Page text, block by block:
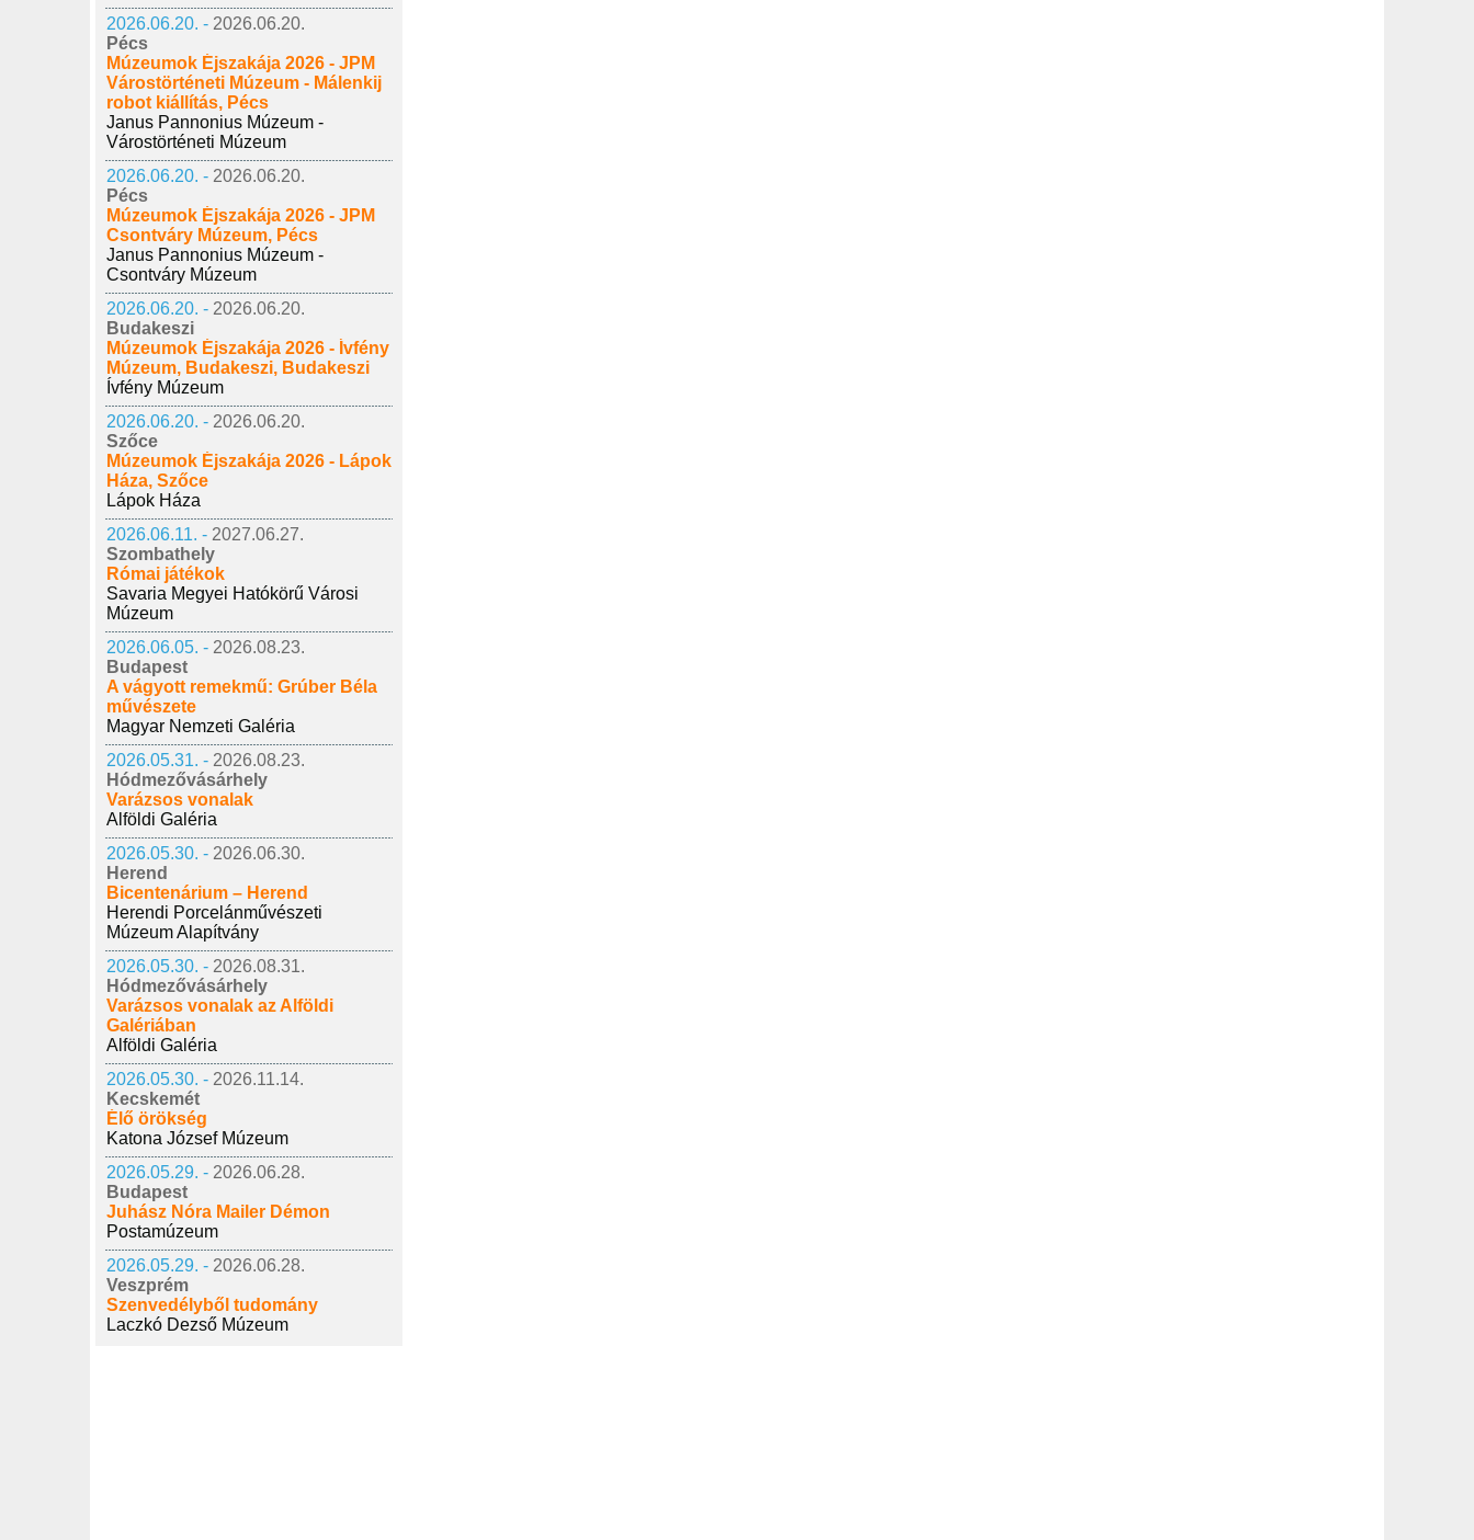
2026.06.20. - 2026.06.20.
Pécs
Múzeumok Éjszakája 2026 - JPM
Várostörténeti Múzeum - Málenkij
robot kiállítás, Pécs
Janus Pannonius Múzeum -
Várostörténeti Múzeum
2026.06.20. - 2026.06.20.
Pécs
Múzeumok Éjszakája 2026 - JPM
Csontváry Múzeum, Pécs
Janus Pannonius Múzeum -
Csontváry Múzeum
2026.06.20. - 2026.06.20.
Budakeszi
Múzeumok Éjszakája 2026 - Ívfény
Múzeum, Budakeszi, Budakeszi
Ívfény Múzeum
2026.06.20. - 2026.06.20.
Szőce
Múzeumok Éjszakája 2026 - Lápok
Háza, Szőce
Lápok Háza
2026.06.11. - 2027.06.27.
Szombathely
Római játékok
Savaria Megyei Hatókörű Városi
Múzeum
2026.06.05. - 2026.08.23.
Budapest
A vágyott remekmű: Grúber Béla
művészete
Magyar Nemzeti Galéria
2026.05.31. - 2026.08.23.
Hódmezővásárhely
Varázsos vonalak
Alföldi Galéria
2026.05.30. - 2026.06.30.
Herend
Bicentenárium – Herend
Herendi Porcelánművészeti
Múzeum Alapítvány
2026.05.30. - 2026.08.31.
Hódmezővásárhely
Varázsos vonalak az Alföldi
Galériában
Alföldi Galéria
2026.05.30. - 2026.11.14.
Kecskemét
Élő örökség
Katona József Múzeum
2026.05.29. - 2026.06.28.
Budapest
Juhász Nóra Mailer Démon
Postamúzeum
2026.05.29. - 2026.06.28.
Veszprém
Szenvedélyből tudomány
Laczkó Dezső Múzeum